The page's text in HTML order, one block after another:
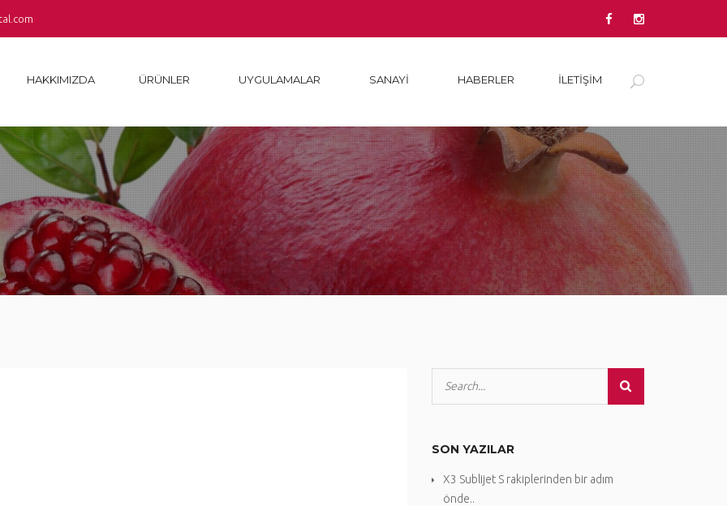
HAKKIMIZDA ÜRÜNLER UYGULAMALAR SANAYI HABERLER İLETİŞİM
SON YAZILAR
X3 Sublijet S rakiplerinden bir adım
önde..